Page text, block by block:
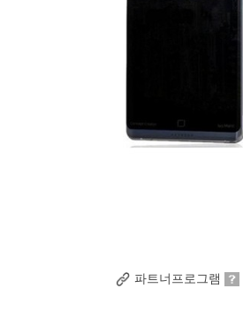
파트너프로그램